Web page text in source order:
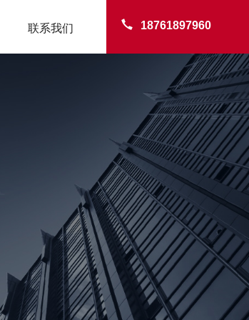
18761897960
联系我们